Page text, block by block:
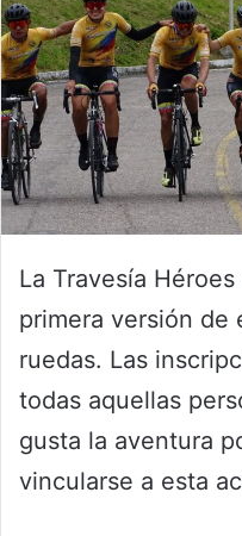
La Travesía
primera versión de
ruedas. Las
todas aquellas
gusta la aventura
vincularse a esta